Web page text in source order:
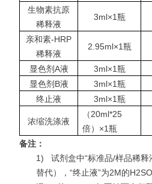
生物素抗原
稀释液
3ml×1瓶
亲和素-HRP
稀释液
2.95ml×1瓶
显色剂A液 3ml×1瓶
显色剂B液
3ml×1瓶
终止液
3ml×1瓶
浓缩洗涤液
（20ml*25
倍）×1瓶
备注：
1)
试剂盒中“标准品/样品稀
替代），“终止液”为2M的